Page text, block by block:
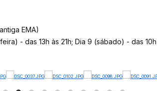
EMA)
- das 13h às 21h; Dia 9 (sábado) - das